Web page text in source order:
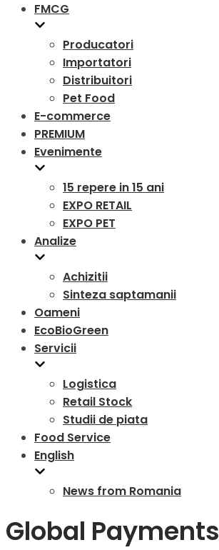
FMCG
Producatori
Importatori
Distribuitori
Pet Food
E-commerce
PREMIUM
Evenimente
15 repere in 15 ani
EXPO RETAIL
EXPO PET
Analize
Achizitii
Sinteza saptamanii
Oameni
EcoBioGreen
Servicii
Logistica
Retail Stock
Studii de piata
Food Service
English
News from Romania
Global Payments